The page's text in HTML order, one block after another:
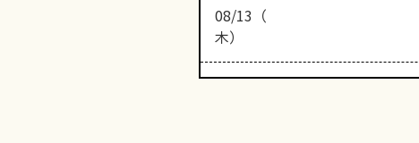
08/13（
木）